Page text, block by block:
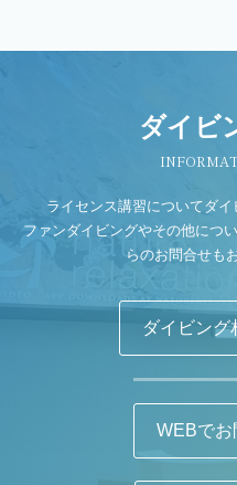
ダイビ
ライセンス講習についてダイ
ファンダイビングやその他につ
らのお問合せも
ダイビング
WEBでお